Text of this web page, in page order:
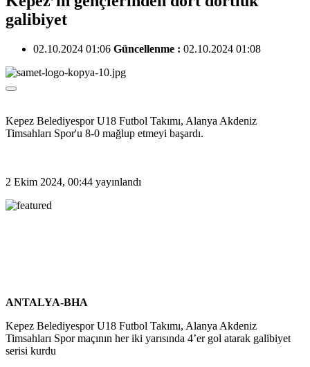
galibiyet
02.10.2024 01:06 Güncellenme : 02.10.2024 01:08
Kepez Belediyespor U18 Futbol Takımı, Alanya Akdeniz
Timsahları Spor'u 8-0 mağlup etmeyi başardı.
2 Ekim 2024, 00:44 yayınlandı
ANTALYA-BHA
Kepez Belediyespor U18 Futbol Takımı, Alanya Akdeniz
Timsahları Spor maçının her iki yarısında 4’er gol atarak galibiyet
serisi kurdu